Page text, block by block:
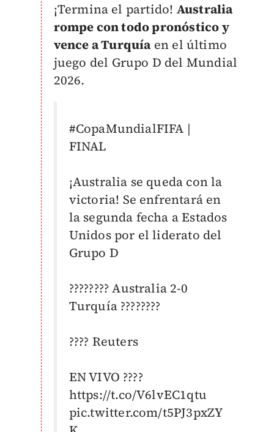
¡Termina el partido! Australia
rompe con todo pronóstico y
vence a Turquíaen el último
juego del Grupo D del Mundial
2026.
#CopaMundialFIFA |
FINAL
¡Australia se queda con la
victoria! Se enfrentará en
la segunda fecha a Estados
Unidos por el liderato del
Grupo D
???????? Australia 2-0
Turquía ????????
???? Reuters
EN VIVO ????
https://t.co/V6lvEC1qtu
pic.twitter.com/t5PJ3pxZY